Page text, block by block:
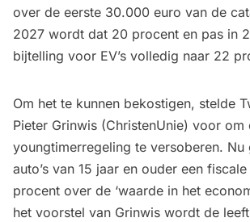
over de eerste 30.000 euro van de
2027 wordt dat 20 procent en pas in
bijtelling voor EV’s volledig naar 22
Om het te kunnen bekostigen, stelde
Pieter Grinwis (ChristenUnie) voor om
youngtimerregeling te versoberen.
auto’s van 15 jaar en ouder een
procent over de ‘waarde in het
het voorstel van Grinwis wordt de